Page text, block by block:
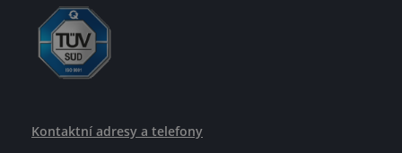
Kontaktní adresy a telefony